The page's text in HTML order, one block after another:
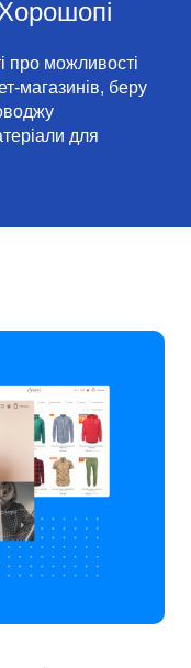
про можливості
магазинів, беру
для